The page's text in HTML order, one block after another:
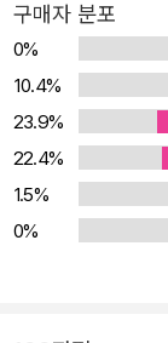
구매자 분포
0%
10.4%
23.9%
22.4%
1.5%
0%